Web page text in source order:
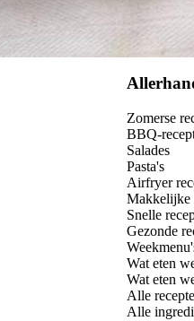
Zomerse
BBQ-
Salades
Pasta's
Airfryer
Makkelijke
Snelle
Gezonde
Wat eten
Wat eten
Alle
Alle